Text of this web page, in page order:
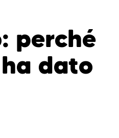
perché
dato